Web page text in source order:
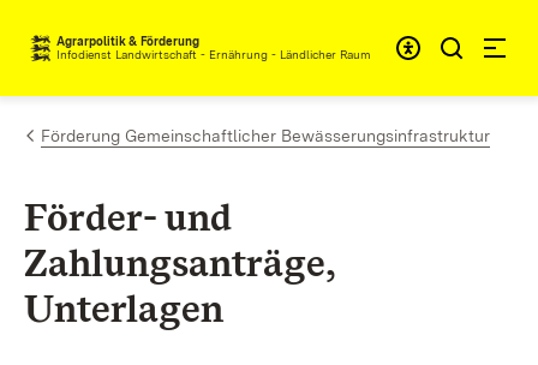
Zum Inhalt springen
Agrarpolitik & Förderung
Infodienst Landwirtschaft - Ernährung - Ländlicher Raum
Förderung Gemeinschaftlicher Bewässerungsinfrastruktur
Förder- und
Zahlungsanträge,
Unterlagen